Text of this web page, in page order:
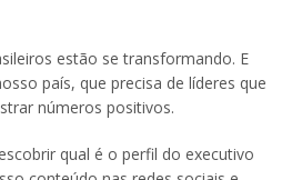
estão se transformando. E
país, que precisa de líderes que
números positivos.
qual é o perfil do executivo